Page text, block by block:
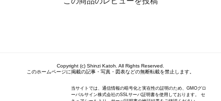
Copyright (c) Shinzi Katoh. All Rights Reserved.
このホームページに掲載の記事・写真・図表などの無断転載を禁止します。
当サイトでは、通信情報の暗号化と実在性の証明のため、GMOグロ
ーバルサイン株式会社のSSLサーバ証明書を使用しております。 セ